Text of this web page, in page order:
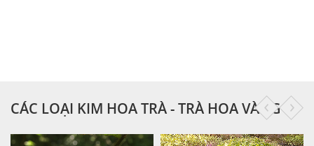
CÁC LOẠI KIM HOA TRÀ - TRÀ HOA VÀNG